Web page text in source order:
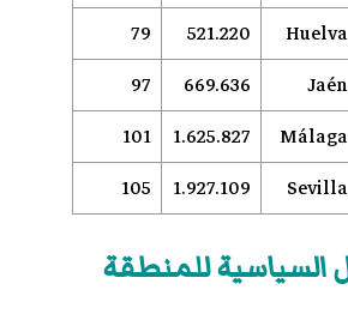
Huelva
521.220
79
Jaén
669.636
97
Málaga
1.625.827
101
Sevilla
1.927.109
105
السياسية للمنطقة